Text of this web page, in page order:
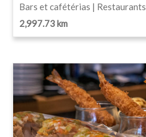
Bars et cafétérias | Restaurants
2,997.73 km